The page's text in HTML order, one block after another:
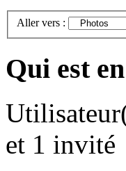
Aller vers :
Qui est
et 1 invité